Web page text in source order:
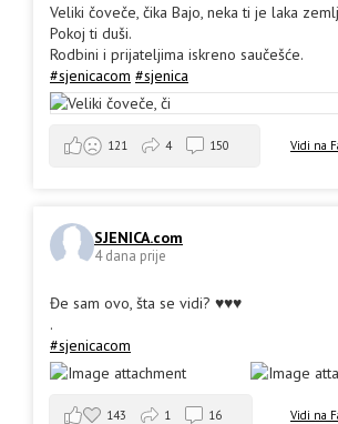
Veliki čoveče, čika Bajo, neka ti je laka
Pokoj ti duši.
Rodbini i prijateljima iskreno saučešće.
#sjenicacom #sjenica
Vidi na
121 4 150
SJENICA.com
4 dana prije
Đe sam ovo, šta se vidi? ♥️♥️♥️
.
#sjenicacom
Vidi na
143 1 16